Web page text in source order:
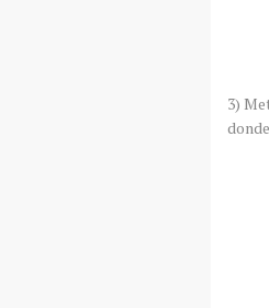
3)